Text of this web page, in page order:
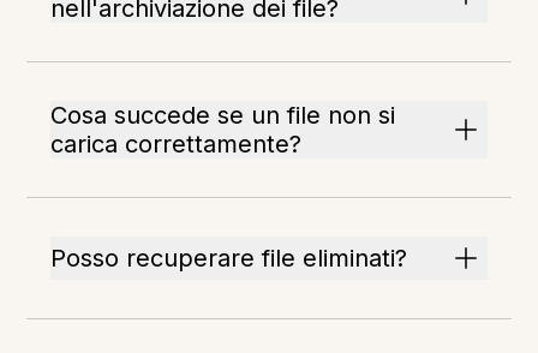
nell'archiviazione dei file?
Cosa succede se un file non si
carica correttamente?
Posso recuperare file eliminati?